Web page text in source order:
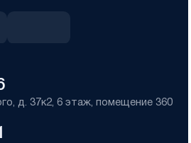
д. 37к2, 6 этаж, помещение 360